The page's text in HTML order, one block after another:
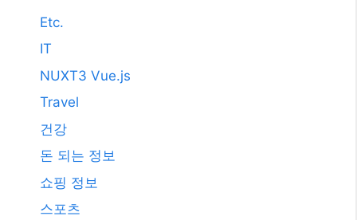
Etc.
IT
NUXT3 Vue.js
Travel
건강
돈 되는 정보
쇼핑 정보
스포츠